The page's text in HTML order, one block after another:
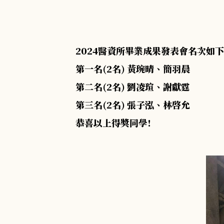
2024醫資所畢業成果發表會名次如
第一名(2名) 黃琬晴、簡羽晨
第二名(2名) 劉凌瑄、謝獻霆
第三名(2名) 張子泓、林啓允
恭喜以上得獎同學!